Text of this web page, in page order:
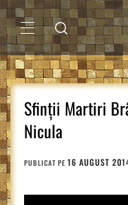
Sari
la
conținutMENIU
PRINCIPAL
Sfinții Martiri
Nicula
PUBLICAT PE 16 AUGUST